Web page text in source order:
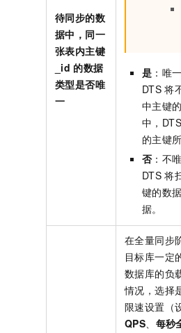
待同步的数
据中，同一
张表内主键
_id 的数据
类型是否唯
一
是 ：唯
DTS 将
中主键
中，DTS
的主键
否：不
DTS 将
键的数
据。
在全量同步
目标库一定
数据库的负
情况，选择
限速设置（
QPS
每秒